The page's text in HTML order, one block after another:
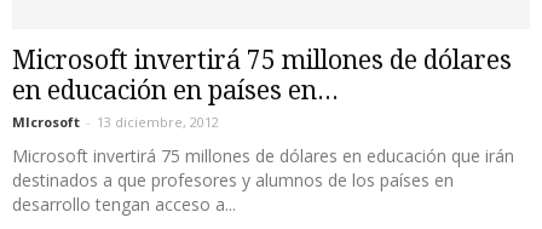
Microsoft invertirá 75 millones de dólares
en educación en países en...
MIcrosoft - 13 diciembre, 2012
Microsoft invertirá 75 millones de dólares en educación que irán
destinados a que profesores y alumnos de los países en
desarrollo tengan acceso a...